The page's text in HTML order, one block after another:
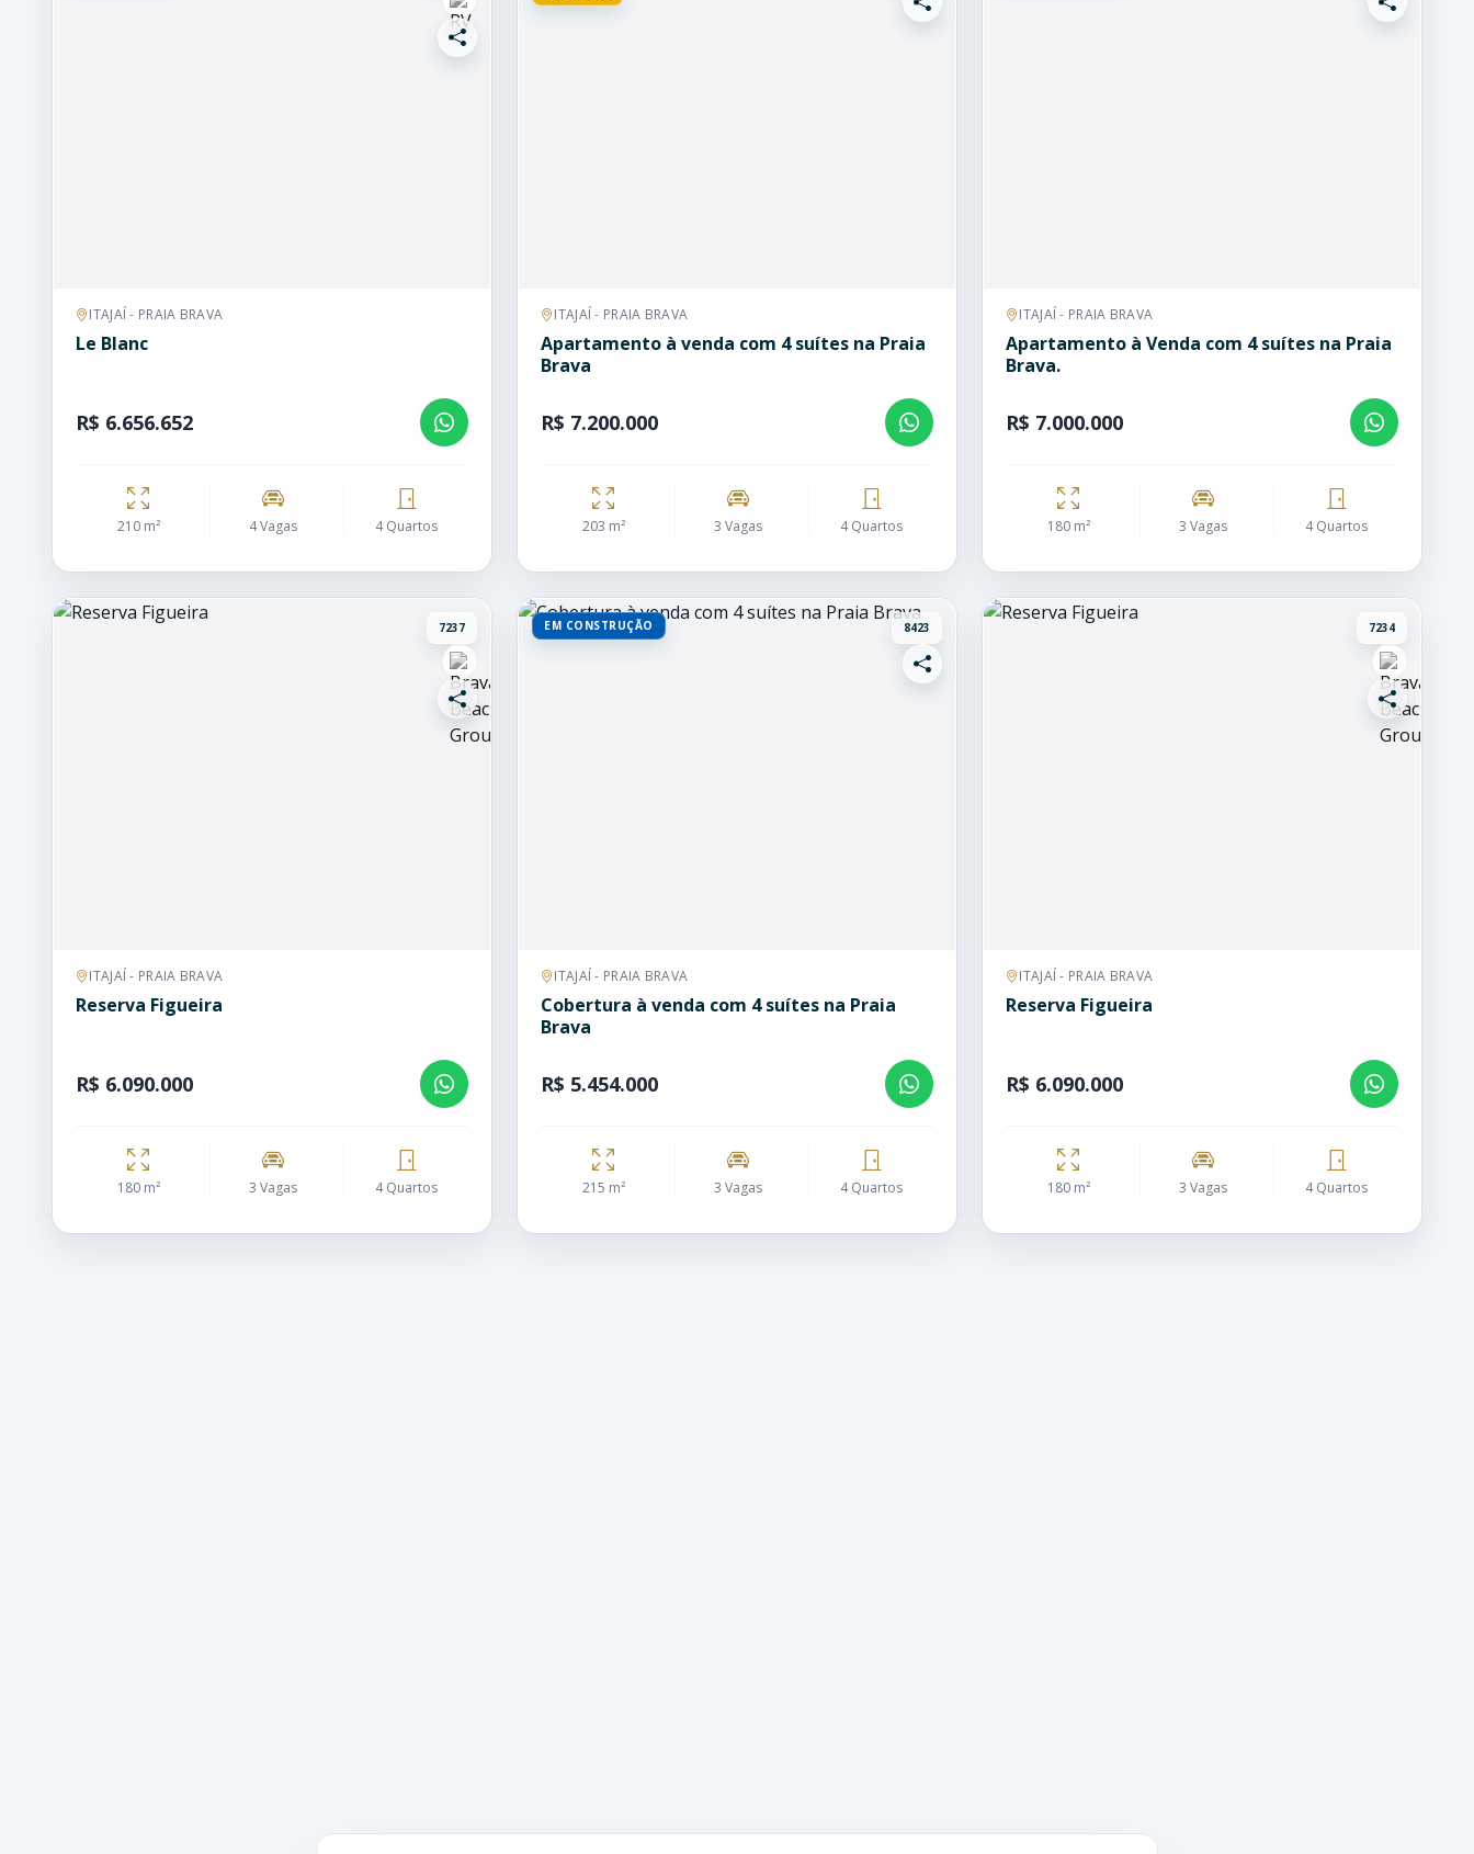
ITAJAÍ - PRAIA BRAVA
Le Blanc
R$ 6.656.652
210 m² 4 Vagas 4 Quartos
ITAJAÍ - PRAIA BRAVA
Apartamento à venda com 4 suítes na Praia
Brava
R$ 7.200.000
203 m² 3 Vagas 4 Quartos
ITAJAÍ - PRAIA BRAVA
Apartamento à Venda com 4 suítes na Praia
Brava.
R$ 7.000.000
180 m² 3 Vagas 4 Quartos
7237
ITAJAÍ - PRAIA BRAVA
Reserva Figueira
R$ 6.090.000
180 m² 3 Vagas 4 Quartos
EM CONSTRUÇÃO 8423
ITAJAÍ - PRAIA BRAVA
Cobertura à venda com 4 suítes na Praia
Brava
R$ 5.454.000
215 m² 3 Vagas 4 Quartos
7234
ITAJAÍ - PRAIA BRAVA
Reserva Figueira
R$ 6.090.000
180 m² 3 Vagas 4 Quartos